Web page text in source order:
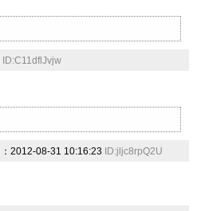
ID:C11dflJvjw
：2012-08-31 10:16:23 ID:jljc8rpQ2U